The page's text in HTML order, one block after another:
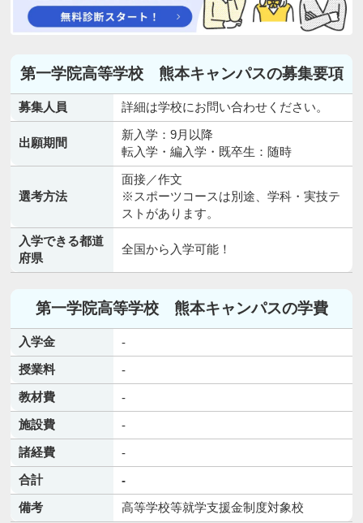
第一学院高等学校 熊本キャンパスの募集要項
募集人員 詳細は学校にお問い合わせください。
出願期間
新入学：9月以降
転入学・編入学・既卒生：随時
選考方法
面接／作文
※スポーツコースは別途、学科・実技テ
ストがあります。
入学できる都道
府県
全国から入学可能！
第一学院高等学校 熊本キャンパスの学費
入学金
-
授業料
-
教材費
-
施設費
-
諸経費
-
合計
-
備考
高等学校等就学支援金制度対象校